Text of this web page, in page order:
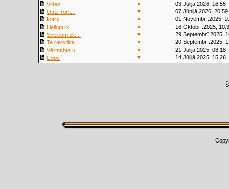
Video
▼
03.Jūlijā.2026, 16:55
Otrā front...
▼
07.Jūnijā.2026, 20:59
Ikars
▼
01.Novembrī.2025,
Liellopu k...
▼
16.Oktobrī.2025,
Sveicam Ze...
▼
29.Septembrī.2025,
Te rakstām...
▼
20.Septembrī.2025,
Vērmahta u...
▼
21.Jūlijā.2025, 08:18
Cope
▼ 14.Jūlijā.2025, 15:26